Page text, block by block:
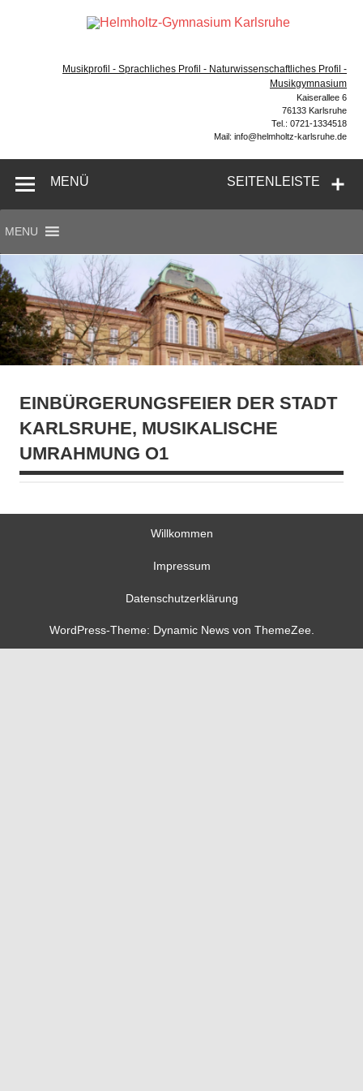
Musikprofil - Sprachliches Profil - Naturwissenschaftliches Profil -
Musikgymnasium
Kaiserallee 6
76133 Karlsruhe
Tel.: 0721-1334518
Mail: info@helmholtz-karlsruhe.de
SEITENLEISTE
MENÜ
MENU
EINBÜRGERUNGSFEIER DER STADT
KARLSRUHE, MUSIKALISCHE
UMRAHMUNG O1
Willkommen
Impressum
Datenschutzerklärung
WordPress-Theme: Dynamic News von ThemeZee.